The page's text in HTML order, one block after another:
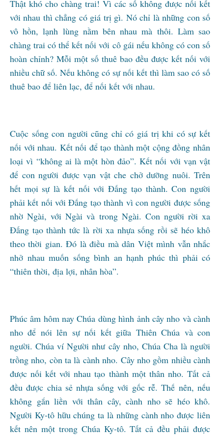
Thật khó cho chàng trai! Vì các số không được nối kết
với nhau thì chẳng có giá trị gì. Nó chỉ là những con số
vô hồn, lạnh lùng nằm bên nhau mà thôi. Làm sao
chàng trai có thể kết nối với cô gái nếu không có con số
hoàn chỉnh? Mỗi một số thuê bao đều được kết nối với
nhiều chữ số. Nếu không có sự nối kết thì làm sao có số
thuê bao để liên lạc, để nối kết với nhau.
Cuộc sống con người cũng chỉ có giá trị khi có sự kết
nối với nhau. Kết nối để tạo thành một cộng đồng nhân
loại vì “không ai là một hòn đảo”. Kết nối với vạn vật
để con người được vạn vật che chở dưỡng nuôi. Trên
hết mọi sự là kết nối với Đấng tạo thành. Con người
phải kết nối với Đấng tạo thành vì con người được sống
nhờ Ngài, với Ngài và trong Ngài. Con người rời xa
Đấng tạo thành tức là rời xa nhựa sống rồi sẽ héo khô
theo thời gian. Đó là điều mà dân Việt mình vẫn nhắc
nhở nhau muốn sống bình an hạnh phúc thì phải có
“thiên thời, địa lợi, nhân hòa”.
Phúc âm hôm nay Chúa dùng hình ảnh cây nho và cành
nho để nói lên sự nối kết giữa Thiên Chúa và con
người. Chúa ví Người như cây nho, Chúa Cha là người
trồng nho, còn ta là cành nho. Cây nho gồm nhiều cành
được nối kết với nhau tạo thành một thân nho. Tất cả
đều được chia sẻ nhựa sống với gốc rễ. Thế nên, nếu
không gắn liền với thân cây, cành nho sẽ héo khô.
Người Ky-tô hữu chúng ta là những cành nho được liên
kết nên một trong Chúa Ky-tô. Tất cả đều phải được